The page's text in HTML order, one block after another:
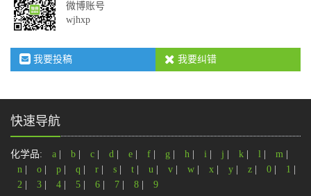
微博账号
wjhxp
我要投稿 我要纠错
快速导航
化学品: a b c d e f g h i j k l m
n
o p q r s t u v w x y z 0 1
2
3 4 5 6 7 8 9